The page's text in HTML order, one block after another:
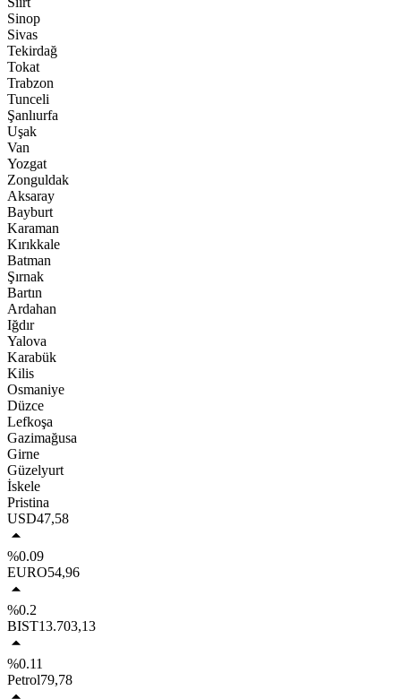
Sinop
Sivas
Tekirdağ
Tokat
Trabzon
Tunceli
Şanlıurfa
Uşak
Van
Yozgat
Zonguldak
Aksaray
Bayburt
Karaman
Kırıkkale
Batman
Şırnak
Bartın
Ardahan
Iğdır
Yalova
Karabük
Kilis
Osmaniye
Düzce
Lefkoşa
Gazimağusa
Girne
Güzelyurt
İskele
Pristina
USD47,58
%0.09
EURO54,96
%0.2
BIST13.703,13
%0.11
Petrol79,78